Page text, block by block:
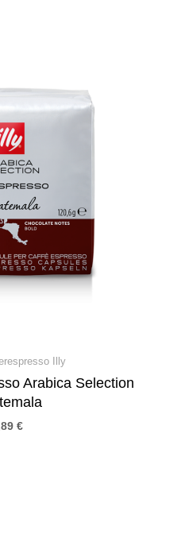
Illy
Arabica Selection
€